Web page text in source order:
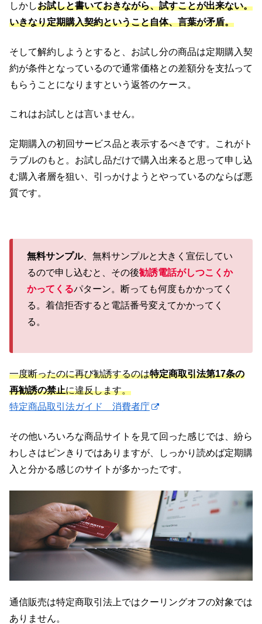
しかしお試しと書いておきながら、試すことが出来ない。
いきなり定期購入契約ということ自体、言葉が矛盾。
そして解約しようとすると、お試し分の商品は定期購入契
約が条件となっているので通常価格との差額分を支払って
もらうことになりますという返答のケース。
これはお試しとは言いません。
定期購入の初回サービス品と表示するべきです。これがト
ラブルのもと。お試し品だけで購入出来ると思って申し込
む購入者層を狙い、引っかけようとやっているのならば悪
質です。
無料サンプル、無料サンプルと大きく宣伝してい
るので申し込むと、その後勧誘電話がしつこくか
かってくるパターン。断っても何度もかかってく
る。着信拒否すると電話番号変えてかかってく
る。
一度断ったのに再び勧誘するのは特定商取引法第17条の
再勧誘の禁止に違反します。
特定商品取引法ガイド 消費者庁
その他いろいろな商品サイトを見て回った感じでは、紛ら
わしさはピンきりではありますが、しっかり読めば定期購
入と分かる感じのサイトが多かったです。
通信販売は特定商取引法上ではクーリングオフの対象では
ありません。